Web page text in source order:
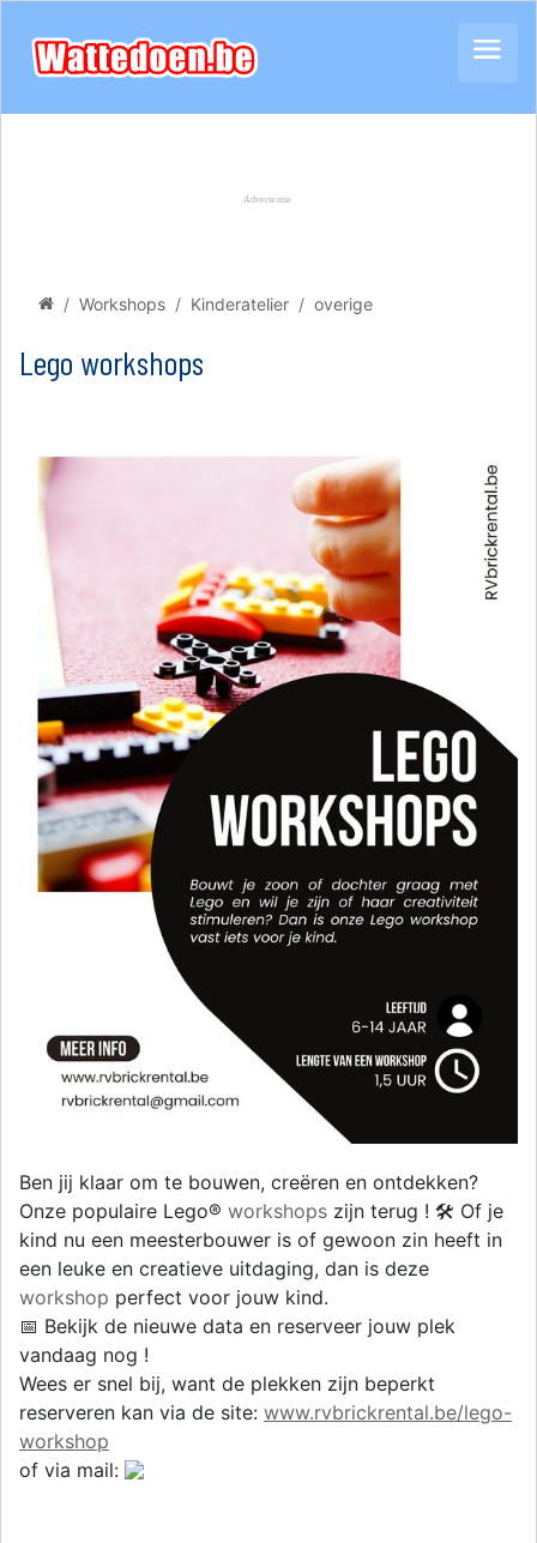
Workshops Kinderatelier overige
Lego workshops
Ben jij klaar om te bouwen, creëren en ontdekken?
Onze populaire Lego® workshops zijn terug ! 🛠️ Of je
kind nu een meesterbouwer is of gewoon zin heeft in
een leuke en creatieve uitdaging, dan is deze
workshop perfect voor jouw kind.
📅 Bekijk de nieuwe data en reserveer jouw plek
vandaag nog !
Wees er snel bij, want de plekken zijn beperkt
reserveren kan via de site: www.rvbrickrental.be/lego-
workshop
of via mail: